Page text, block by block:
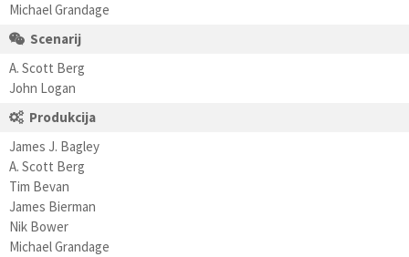
Michael Grandage
Scenarij
A. Scott Berg
John Logan
Produkcija
James J. Bagley
A. Scott Berg
Tim Bevan
James Bierman
Nik Bower
Michael Grandage